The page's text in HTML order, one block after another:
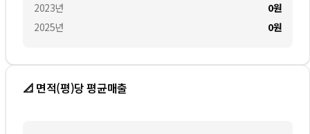
2023년
2025년
0원
0원
📐 면적(평)당 평균매출